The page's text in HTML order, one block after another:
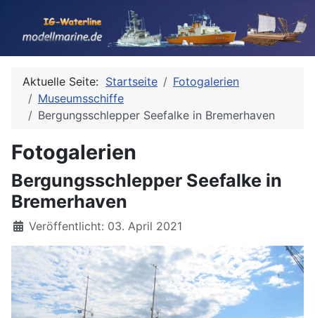
Aktuelle Seite: Startseite
Fotogalerien
Museumsschiffe
Bergungsschlepper Seefalke in Bremerhaven
Fotogalerien
Bergungsschlepper Seefalke in
Bremerhaven
Details
Veröffentlicht: 03. April 2021